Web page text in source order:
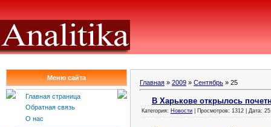
Меню сайта
Главная страница
Обратная связь
О нас
Главная » 2009 » Сентябрь » 25
В Харькове открылось
Категория: Новости | Просмотров: 1312 | Дата: